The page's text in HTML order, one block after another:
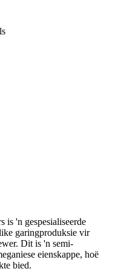
is 'n gespesialiseerde
garingproduksie vir
Dit is 'n semi-
eienskappe, hoë
bied.